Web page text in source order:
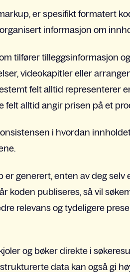
er spesifikt formatert
informasjon om
tilfører tilleggsinformasjon
videokapitler eller
felt alltid representerer
felt alltid angir prisen på et
i hvordan
generert, enten av deg selv
koden publiseres, så vil
relevans og tydeligere
og bøker direkte i
data kan også gi